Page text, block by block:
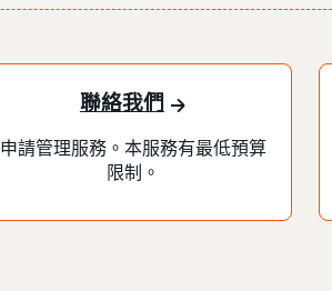
聯絡我們
申請管理服務。本服務有最低預算
限制。